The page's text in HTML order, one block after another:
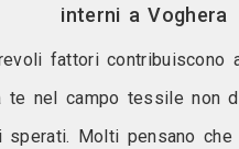
interni a Voghera
fattori
te nel campo tessile non
sperati. Molti pensano